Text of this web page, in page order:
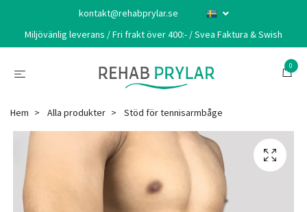
kontakt@rehabprylar.se
Miljövänlig leverans / Fri frakt över 400:- / Svea Faktura & Swish
0
Hem Alla produkter Stöd för tennisarmbåge